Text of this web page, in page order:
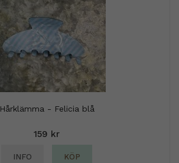
Hårklämma - Felicia blå
159 kr
INFO KÖP